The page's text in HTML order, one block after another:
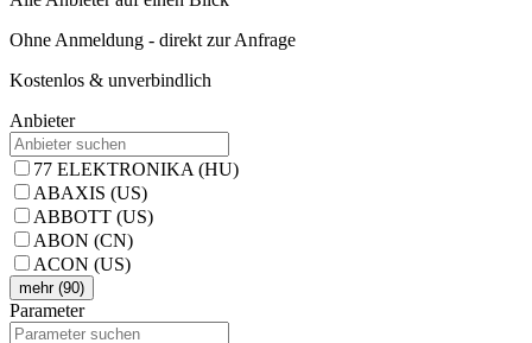
Ohne Anmeldung - direkt zur Anfrage
Kostenlos & unverbindlich
Anbieter
77 ELEKTRONIKA (HU)
ABAXIS (US)
ABBOTT (US)
ABON (CN)
ACON (US)
mehr (90)
Parameter